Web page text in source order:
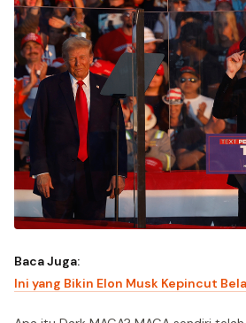
Baca Juga:
Ini yang Bikin Elon Musk Kepincut